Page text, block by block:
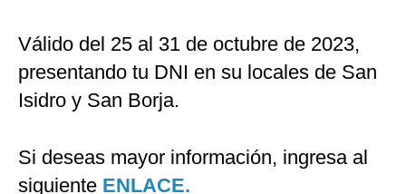
Válido del 25 al 31 de octubre de 2023,
presentando tu DNI en su locales de San
Isidro y San Borja.
Si deseas mayor información, ingresa al
siguiente ENLACE.